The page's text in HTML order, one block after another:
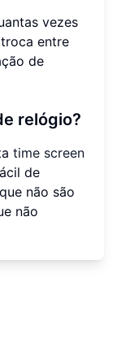
vezes
entre
de
relógio?
time screen
de
não são
não